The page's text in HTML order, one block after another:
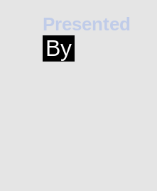
Presented
By